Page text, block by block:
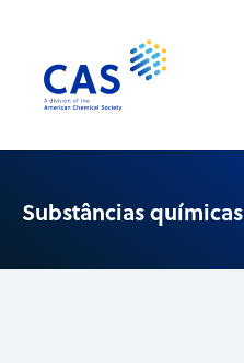
Substâncias químicas